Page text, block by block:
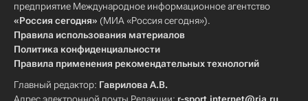
предприятие Международное информационное агентство
«Россия сегодня» (МИА «Россия сегодня»).
Правила использования материалов
Политика конфиденциальности
Правила применения рекомендательных технологий
Главный редактор: Гаврилова А.В.